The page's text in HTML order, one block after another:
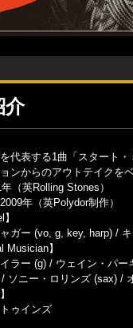
介
代表する1曲「スタート
ンからのアウトテイクを
（英Rolling Stones）
年（英Polydor制作）
ガー (vo, g, key, harp) /
Musician】
ラー (g) / ウェイン・パ
/ ソニー・ロリンズ (sax) /
ゥインズ